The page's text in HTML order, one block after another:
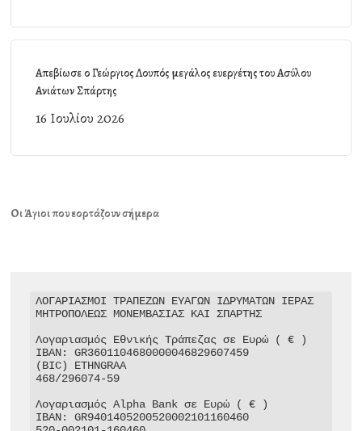
Απεβίωσε ο Γεώργιος Λουπός μεγάλος ευεργέτης του Ασύλου
Ανιάτων Σπάρτης
16 Ιουλίου 2026
Οι Άγιοι που εορτάζουν σήμερα
ΛΟΓΑΡΙΑΣΜΟΙ ΤΡΑΠΕΖΩΝ ΕΥΑΓΩΝ ΙΔΡΥΜΑΤΩΝ ΙΕΡΑΣ
ΜΗΤΡΟΠΟΛΕΩΣ ΜΟΝΕΜΒΑΣΙΑΣ ΚΑΙ ΣΠΑΡΤΗΣ
Λογαριασμός Εθνικής Τράπεζας σε Ευρώ ( € )
IBAN: GR3601104680000046829607459
(BIC) ETHNGRAA
468/296074-59
Λογαριασμός Alpha Bank σε Ευρώ ( € )
IBAN: GR9401405200520002101160460